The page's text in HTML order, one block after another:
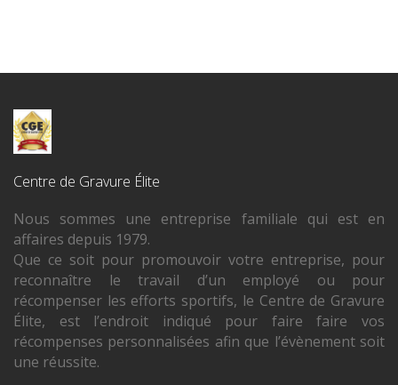
Centre de Gravure Élite
Nous sommes une entreprise familiale qui est en
affaires depuis 1979.
Que ce soit pour promouvoir votre entreprise, pour
reconnaître le travail d’un employé ou pour
récompenser les efforts sportifs, le Centre de Gravure
Élite, est l’endroit indiqué pour faire faire vos
récompenses personnalisées afin que l’évènement soit
une réussite.